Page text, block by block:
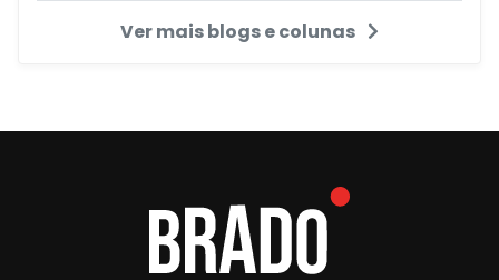
Ver mais blogs e colunas